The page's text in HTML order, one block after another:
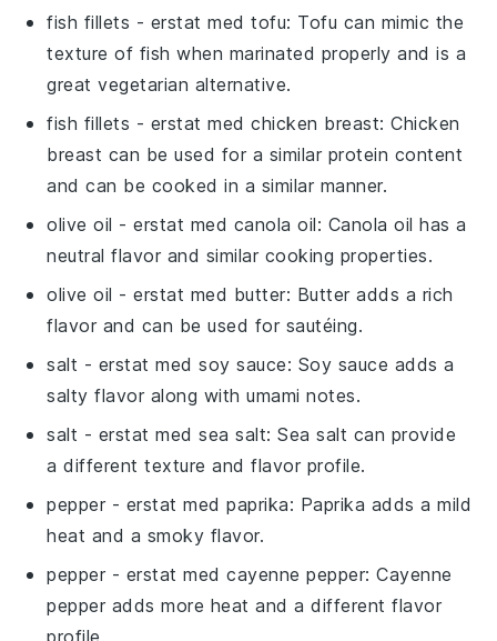
fish fillets - erstat medtofu: Tofu can mimic the
texture of fish when marinated properly and is a
great vegetarian alternative.
fish fillets - erstat medchicken breast: Chicken
breast can be used for a similar protein content
and can be cooked in a similar manner.
olive oil - erstat med canola oil: Canola oil has a
neutral flavor and similar cooking properties.
olive oil - erstat med butter: Butter adds a rich
flavor and can be used for sautéing.
salt - erstat medsoy sauce: Soy sauce adds a
salty flavor along with umami notes.
salt - erstat medsea salt: Sea salt can provide
a different texture and flavor profile.
pepper - erstat medpaprika: Paprika adds a mild
heat and a smoky flavor.
pepper - erstat medcayenne pepper: Cayenne
pepper adds more heat and a different flavor
profile.